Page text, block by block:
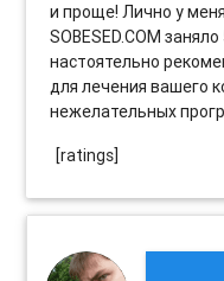
и проще! Лично у
SOBESED.COM
настоятельно
для лечения вашего
нежелательных
[ratings]